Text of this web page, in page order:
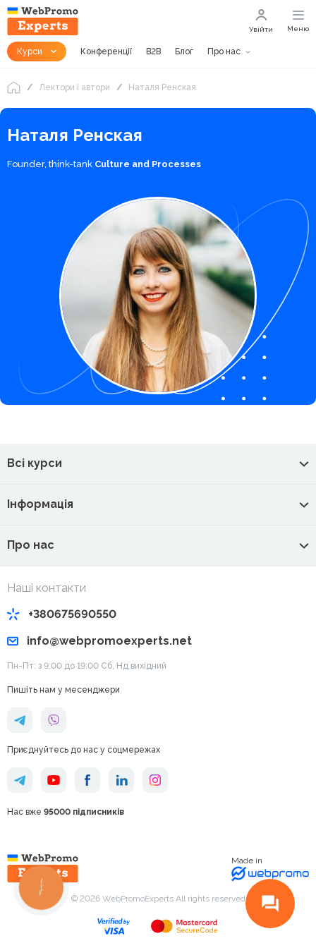
Курси Конференції B2B Блог Про нас
Увійти Меню
Лектори і автори Наталя Ренская
Наталя Ренская
Founder, think-tank Culture and Processes
Всі курси
Інформація
Про нас
Наші контакти
+380675690550
info@webpromoexperts.net
Пн-Пт: з 9:00 до 19:00 Cб, Нд вихідний
Пишіть нам у месенджери
Приєднуйтесь до нас у соцмережах
Нас вже 95000 підписників
Made in
© 2026 WebPromoExperts All rights reserved
КНОПКА
ЗВ'ЯЗКУ